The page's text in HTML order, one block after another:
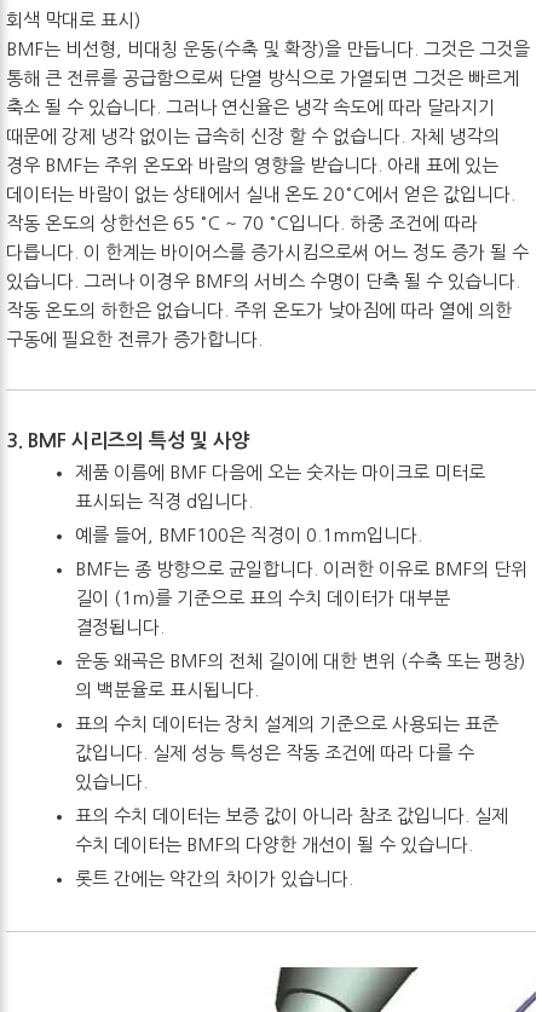
회색 막대로 표시)
BMF는 비선형, 비대칭 운동(수축 및 확장)을 만듭니다. 그것은 그것을
통해 큰 전류를 공급함으로써 단열 방식으로 가열되면 그것은 빠르게
축소 될 수 있습니다. 그러나 연신율은 냉각 속도에 따라 달라지기
때문에 강제 냉각 없이는 급속히 신장 할 수 없습니다. 자체 냉각의
경우 BMF는 주위 온도와 바람의 영향을 받습니다. 아래 표에 있는
데이터는 바람이 없는 상태에서 실내 온도 20°C에서 얻은 값입니다.
작동 온도의 상한선은 65 °C ~ 70 °C입니다. 하중 조건에 따라
다릅니다. 이 한계는 바이어스를 증가시킴으로써 어느 정도 증가 될 수
있습니다. 그러나 이경우 BMF의 서비스 수명이 단축 될 수 있습니다.
작동 온도의 하한은 없습니다. 주위 온도가 낮아짐에 따라 열에 의한
구동에 필요한 전류가 증가합니다.
3. BMF 시리즈의 특성 및 사양
제품 이름에 BMF 다음에 오는 숫자는 마이크로 미터로
표시되는 직경 d입니다.
예를 들어, BMF100은 직경이 0.1mm입니다.
BMF는 종 방향으로 균일합니다. 이러한 이유로 BMF의 단위
길이 (1m)를 기준으로 표의 수치 데이터가 대부분
결정됩니다.
운동 왜곡은 BMF의 전체 길이에 대한 변위 (수축 또는 팽창)
의 백분율로 표시됩니다.
표의 수치 데이터는 장치 설계의 기준으로 사용되는 표준
값입니다. 실제 성능 특성은 작동 조건에 따라 다를 수
있습니다.
표의 수치 데이터는 보증 값이 아니라 참조 값입니다. 실제
수치 데이터는 BMF의 다양한 개선이 될 수 있습니다.
롯트 간에는 약간의 차이가 있습니다.